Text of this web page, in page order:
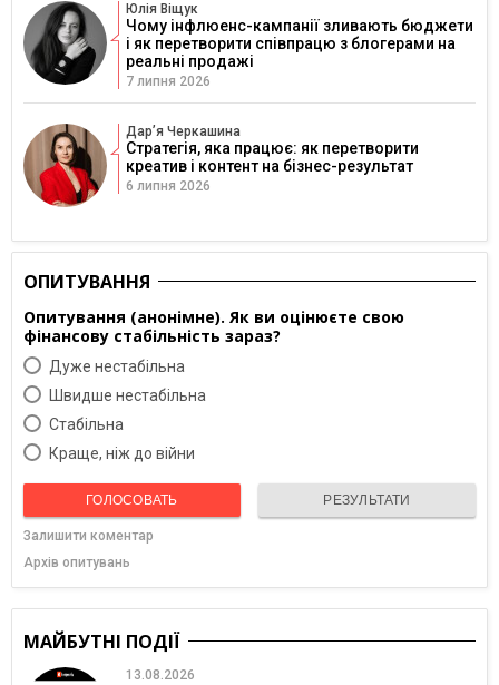
Юлія Віщук
Чому інфлюенс-кампанії зливають бюджети
і як перетворити співпрацю з блогерами на
реальні продажі
7 липня 2026
Дарʼя Черкашина
Стратегія, яка працює: як перетворити
креатив і контент на бізнес-результат
6 липня 2026
ОПИТУВАННЯ
Опитування (анонімне). Як ви оцінюєте свою
фінансову стабільність зараз?
Дуже нестабільна
Швидше нестабільна
Cтабільна
Краще, ніж до війни
ГОЛОСОВАТЬ РЕЗУЛЬТАТИ
Залишити коментар
Архів опитувань
МАЙБУТНІ ПОДІЇ
13.08.2026